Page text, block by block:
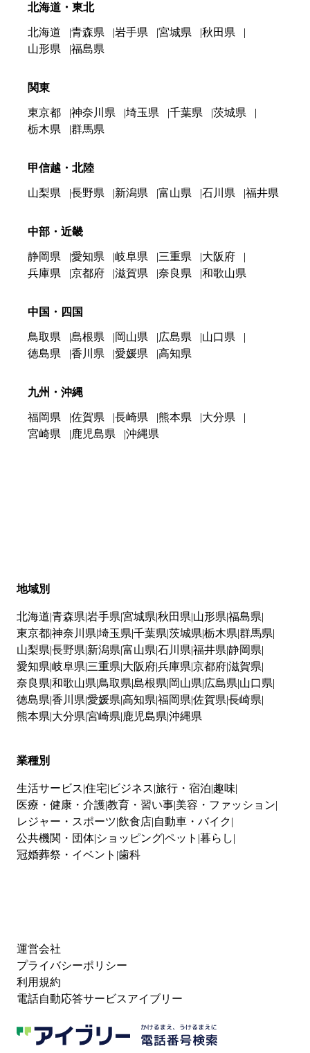
北海道・東北
北海道 青森県 岩手県 宮城県
秋田県
山形県
福島県
関東
東京都 神奈川県 埼玉県 千葉県
茨城県
栃木県
群馬県
甲信越・北陸
山梨県 長野県 新潟県 富山県 石川県 福井県
中部・近畿
静岡県 愛知県 岐阜県 三重県
大阪府
兵庫県
京都府 滋賀県 奈良県 和歌山県
中国・四国
鳥取県 島根県 岡山県 広島県
山口県
徳島県
香川県 愛媛県 高知県
九州・沖縄
福岡県 佐賀県 長崎県 熊本県
大分県
宮崎県
鹿児島県 沖縄県
地域別
北海道 青森県 岩手県 宮城県 秋田県 山形県 福島県
東京都神奈川県 埼玉県 千葉県 茨城県 栃木県 群馬県
山梨県 長野県 新潟県 富山県 石川県 福井県 静岡県
愛知県 岐阜県 三重県 大阪府兵庫県 京都府滋賀県
奈良県 和歌山県 鳥取県 島根県 岡山県 広島県 山口県
徳島県 香川県 愛媛県 高知県 福岡県 佐賀県 長崎県
熊本県 大分県 宮崎県 鹿児島県 沖縄県
業種別
生活サービス 住宅 ビジネス 旅行・宿泊 趣味
医療・健康・介護教育・習い事 美容・ファッション
レジャー・スポーツ 飲食店 自動車・バイク
公共機関・団体 ショッピングペット 暮らし
冠婚葬祭・イベント 歯科
運営会社
プライバシーポリシー
利用規約
電話自動応答サービスアイブリー